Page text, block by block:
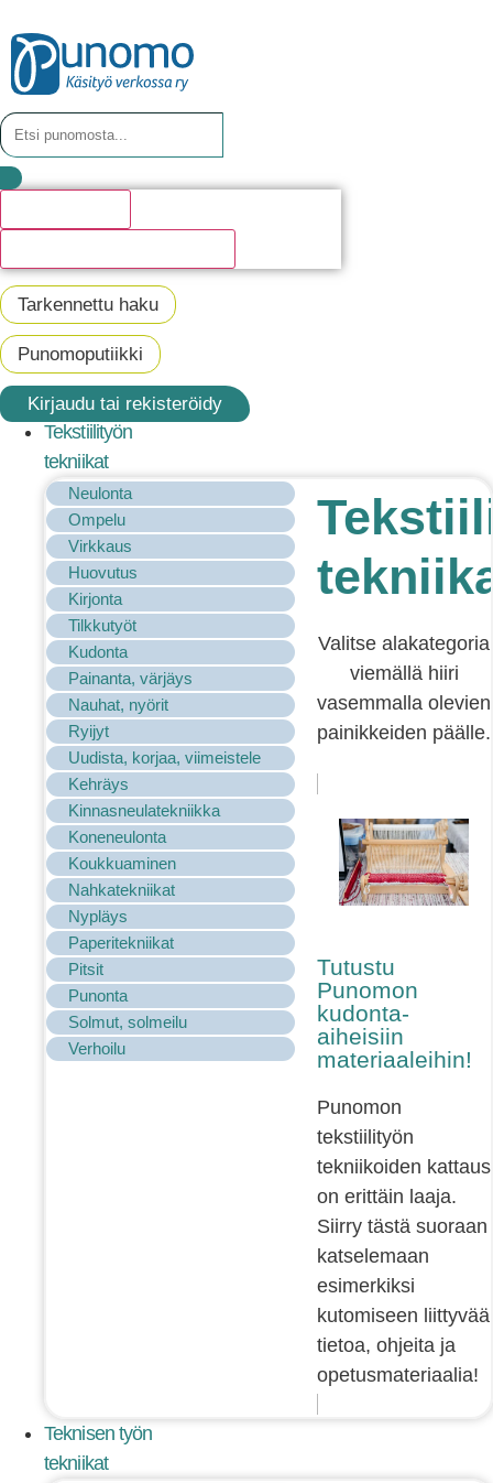
Tarkennettu haku
Punomoputiikki
Kirjaudu tai rekisteröidy
Tekstiilityön
tekniikat
Neulonta
Ompelu
Virkkaus
Huovutus
Kirjonta
Tilkkutyöt
Kudonta
Painanta, värjäys
Nauhat, nyörit
Ryijyt
Uudista, korjaa, viimeistele
Kehräys
Kinnasneulatekniikka
Koneneulonta
Koukkuaminen
Nahkatekniikat
Nypläys
Paperitekniikat
Pitsit
Punonta
Solmut, solmeilu
Verhoilu
Valitse alakategoria
viemällä hiiri
vasemmalla olevien
painikkeiden päälle.
Tutustu
Punomon
kudonta-
aiheisiin
materiaaleihin!
Punomon
tekstiilityön
tekniikoiden kattaus
on erittäin laaja.
Siirry tästä suoraan
katselemaan
esimerkiksi
kutomiseen liittyvää
tietoa, ohjeita ja
opetusmateriaalia!
Teknisen työn
tekniikat